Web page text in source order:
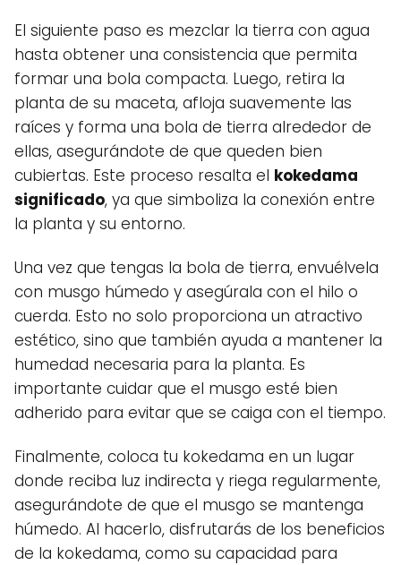
El siguiente paso es mezclar la tierra con agua
hasta obtener una consistencia que permita
formar una bola compacta. Luego, retira la
planta de su maceta, afloja suavemente las
raíces y forma una bola de tierra alrededor de
ellas, asegurándote de que queden bien
cubiertas. Este proceso resalta el kokedama
significado, ya que simboliza la conexión entre
la planta y su entorno.
Una vez que tengas la bola de tierra, envuélvela
con musgo húmedo y asegúrala con el hilo o
cuerda. Esto no solo proporciona un atractivo
estético, sino que también ayuda a mantener la
humedad necesaria para la planta. Es
importante cuidar que el musgo esté bien
adherido para evitar que se caiga con el tiempo.
Finalmente, coloca tu kokedama en un lugar
donde reciba luz indirecta y riega regularmente,
asegurándote de que el musgo se mantenga
húmedo. Al hacerlo, disfrutarás de los beneficios
de la kokedama, como su capacidad para